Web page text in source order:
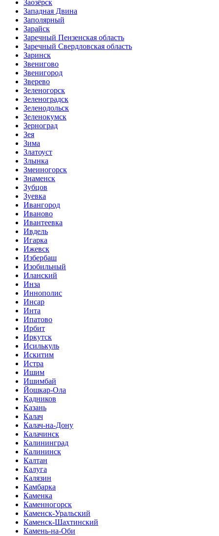
Заозёрск
Западная Двина
Заполярный
Зарайск
Заречный Пензенская область
Заречный Свердловская область
Заринск
Звенигово
Звенигород
Зверево
Зеленогорск
Зеленоградск
Зеленодольск
Зеленокумск
Зерноград
Зея
Зима
Златоуст
Злынка
Змеиногорск
Знаменск
Зубцов
Зуевка
Ивангород
Иваново
Ивантеевка
Ивдель
Игарка
Ижевск
Избербаш
Изобильный
Иланский
Инза
Иннополис
Инсар
Инта
Ипатово
Ирбит
Иркутск
Исилькуль
Искитим
Истра
Ишим
Ишимбай
Йошкар-Ола
Кадников
Казань
Калач
Калач-на-Дону
Калачинск
Калининград
Калининск
Калтан
Калуга
Калязин
Камбарка
Каменка
Каменногорск
Каменск-Уральский
Каменск-Шахтинский
Камень-на-Оби